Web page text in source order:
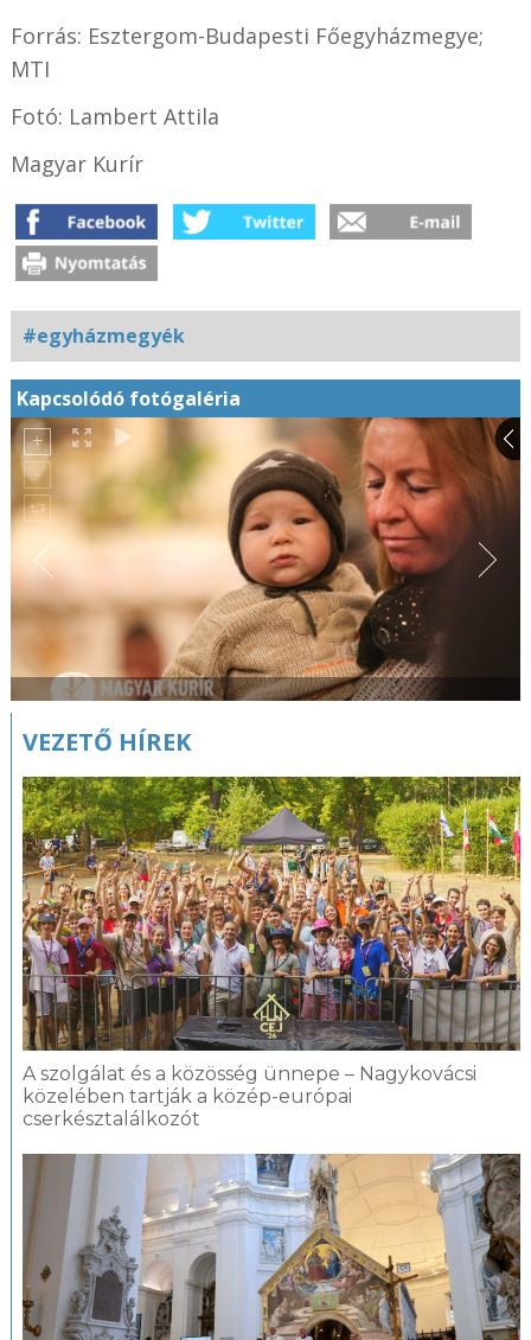
Forrás: Esztergom-Budapesti Főegyházmegye;
MTI
Fotó: Lambert Attila
Magyar Kurír
#egyházmegyék
Kapcsolódó fotógaléria
VEZETŐ HÍREK
A szolgálat és a közösség ünnepe – Nagykovácsi
közelében tartják a közép-európai
cserkésztalálkozót